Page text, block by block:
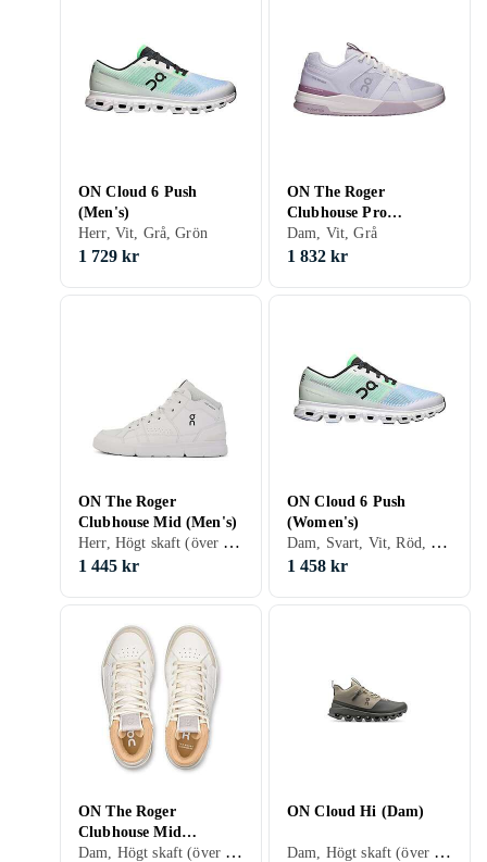
ON Cloud 6 Push
(Men's)
Herr, Vit, Grå, Grön
1 729 kr
ON The Roger
Clubhouse Pro
(Women's)
Dam, Vit, Grå
1 832 kr
ON The Roger
Clubhouse Mid (Men's)
Herr, Högt skaft (över ankeln), Vit
1 445 kr
ON Cloud 6 Push
(Women's)
Dam, Svart, Vit, Röd, Grön, Beige, Lila
1 458 kr
ON The Roger
Clubhouse Mid
(Women's)
Dam, Högt skaft (över ankeln), Vit
ON Cloud Hi (Dam)
Dam, Högt skaft (över ankeln), Svart, Vit, Grå, Brun, Beige, Snöre